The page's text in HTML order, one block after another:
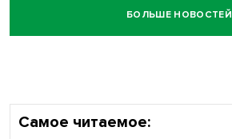
БОЛЬШЕ НОВОСТЕЙ
Самое читаемое: